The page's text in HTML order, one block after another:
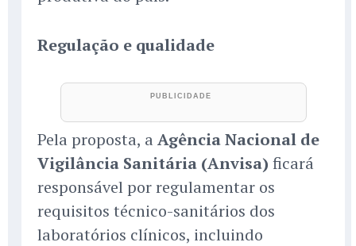
Regulação e qualidade
Pela proposta, a Agência Nacional de
Vigilância Sanitária (Anvisa) ficará
responsável por regulamentar os
requisitos técnico-sanitários dos
laboratórios clínicos, incluindo